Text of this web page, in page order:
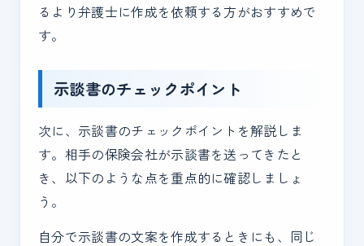
るより弁護士に作成を依頼する方がおすすめで
す。
示談書のチェックポイント
次に、示談書のチェックポイントを解説しま
す。相手の保険会社が示談書を送ってきたと
き、以下のような点を重点的に確認しましょ
う。
自分で示談書の文案を作成するときにも、同じ